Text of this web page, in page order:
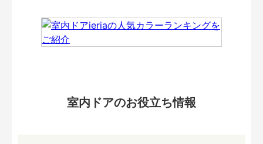
室内ドアのお役立ち情報